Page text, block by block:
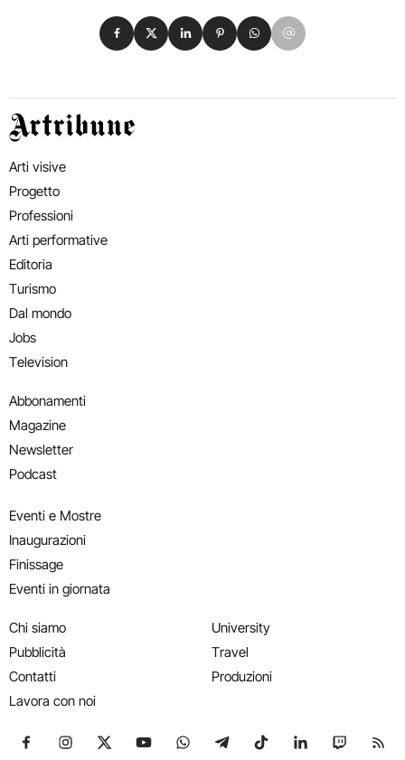
Condividi su Facebook
Condividi su X
Condividi su LinkedIn
Condividi su Pinterest
Condividi su WhatsApp
Condividi su Email
Artribune
Arti visive
Progetto
Professioni
Arti performative
Editoria
Turismo
Dal mondo
Jobs
Television
Abbonamenti
Magazine
Newsletter
Podcast
Eventi e Mostre
Inaugurazioni
Finissage
Eventi in giornata
Chi siamo
Pubblicità
Contatti
Lavora con noi
University
Travel
Produzioni
Seguici su Facebook
Seguici su Instagram
Seguici su X
Seguici su YouTube
Seguici su WhatsApp
Seguici su Telegram
Seguici su TikTok
Seguici su
Seguici